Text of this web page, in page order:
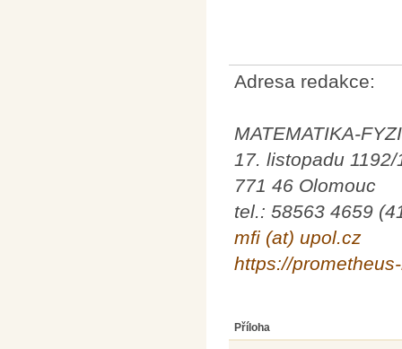
Adresa redakce:
MATEMATIKA-
17. listopadu 1192/
771 46 Olomouc
tel.: 58563 4659
mfi (at) upol.cz
https://
Příloha